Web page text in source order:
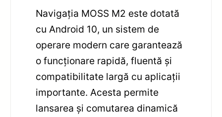
Navigația MOSS M2 este dotată
cu Android 10, un sistem de
operare modern care garantează
o funcționare rapidă, fluentă și
compatibilitate largă cu aplicații
importante. Acesta permite
lansarea și comutarea dinamică